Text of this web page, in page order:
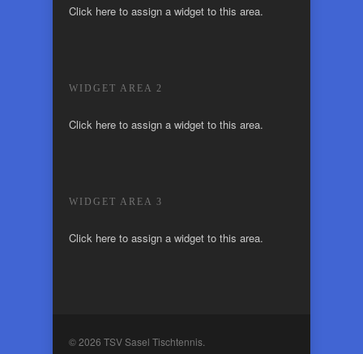
Click here to assign a widget to this area.
WIDGET AREA 2
Click here to assign a widget to this area.
WIDGET AREA 3
Click here to assign a widget to this area.
© 2026 TSV Sasel Tischtennis.